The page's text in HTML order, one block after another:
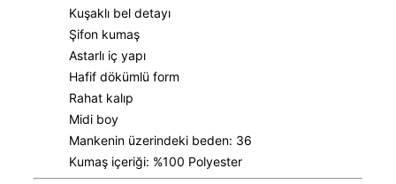
Kuşaklı bel detayı
Şifon kumaş
Astarlı iç yapı
Hafif dökümlü form
Rahat kalıp
Midi boy
Mankenin üzerindeki beden: 36
Kumaş içeriği: %100 Polyester